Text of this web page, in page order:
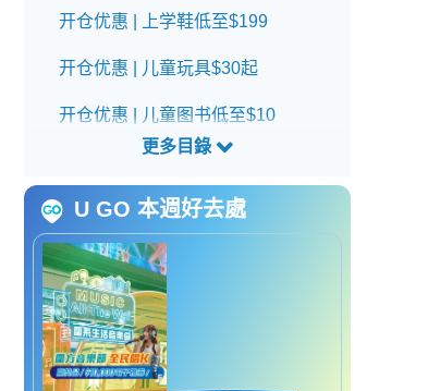
开仓优惠 | 上学鞋低至$199
开仓优惠 | 儿童玩具$30起
开仓优惠 | 儿童图书低至$10
开仓优惠 | 行李箱大减价
铜锣湾生活及婴童用品开仓优惠
详情
U GO 本週好去處